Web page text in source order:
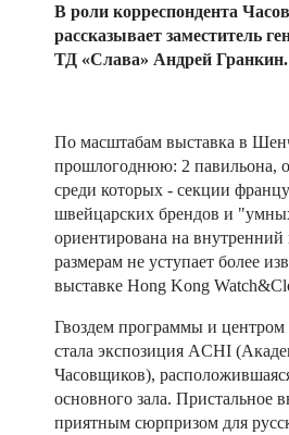
В роли корреспондента
рассказывает заместитель
ТД «Слава» Андрей Гранкин.
По масштабам выставка в
прошлогоднюю: 2 павильона,
среди которых - секции
швейцарских брендов и
ориентирована на
размерам не уступает более
выставке Hong Kong
Гвоздем программы и
стала экспозиция ACHI
Часовщиков),
основного зала. Пристальное
приятным сюрпризом для